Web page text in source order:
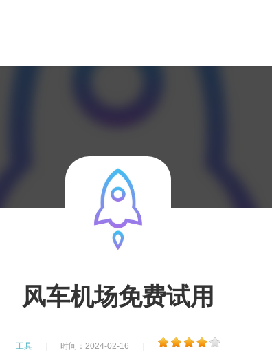
风车机场免费试用
工具 时间：2024-02-16